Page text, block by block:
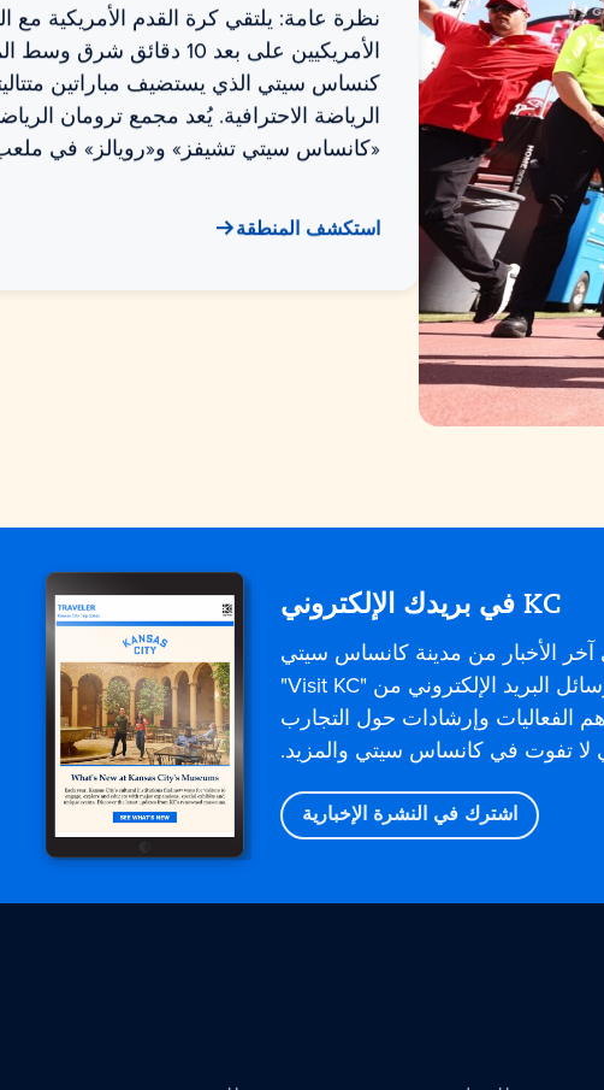
نظرة عامة: يلتقي كرة القدم الأمريكية مع
الأمريكيين على بعد 10 دقائق
كنساس سيتي الذي يستضيف مباراتين
الرياضة الاحترافية. يُعد مجمع ترومان
«كانساس سيتي تشيفز» و«رويالز» في
استكشف المنطقة
KC في بريدك الإلكتروني
الأخبار من مدينة كانساس سيتي
مباشرةً. تقدم رسائل البريد الإلكتروني من "Visit KC"
الفعاليات وإرشادات حول التجارب
لا تفوت في كانساس سيتي والمزيد.
اشترك في النشرة الإخبارية